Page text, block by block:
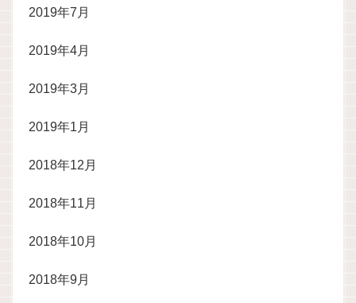
2019年7月
2019年4月
2019年3月
2019年1月
2018年12月
2018年11月
2018年10月
2018年9月